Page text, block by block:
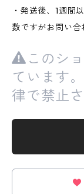
・発送後、1週間
数ですがお問い合
このシ
ています
律で禁止